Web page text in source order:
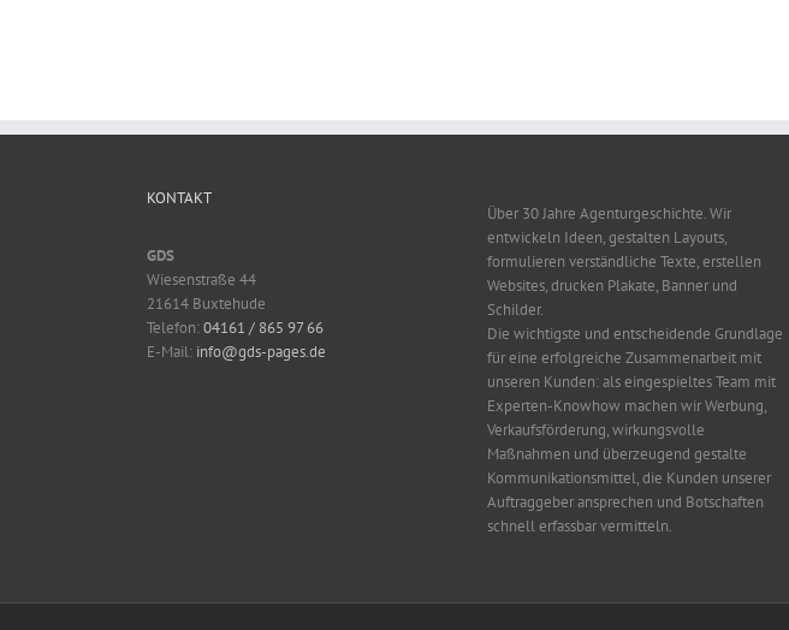
KONTAKT
GDS
Wiesenstraße 44
21614 Buxtehude
Telefon:04161 / 865 97 66
E-Mail: info@gds-pages.de
Über 30 Jahre Agenturgeschichte. Wir
entwickeln Ideen, gestalten Layouts,
formulieren verständliche Texte, erstellen
Websites, drucken Plakate, Banner und
Schilder.
Die wichtigste und entscheidende Grundlage
für eine erfolgreiche Zusammenarbeit mit
unseren Kunden: als eingespieltes Team mit
Experten-Knowhow machen wir Werbung,
Verkaufsförderung, wirkungsvolle
Maßnahmen und überzeugend gestalte
Kommunikationsmittel, die Kunden unserer
Auftraggeber ansprechen und Botschaften
schnell erfassbar vermitteln.